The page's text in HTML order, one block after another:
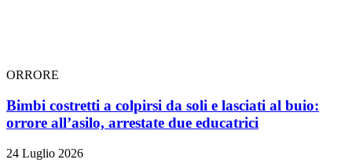
ORRORE
Bimbi costretti a colpirsi da soli e lasciati al buio:
orrore all’asilo, arrestate due educatrici
24 Luglio 2026